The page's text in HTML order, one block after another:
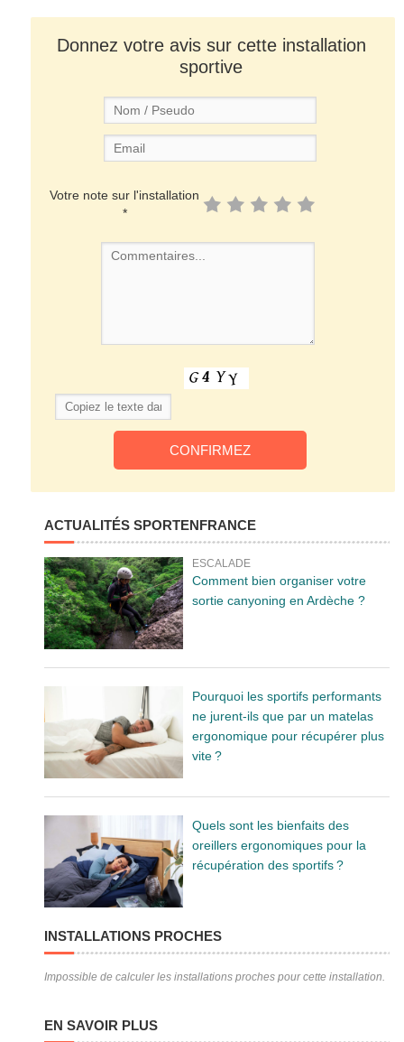
Donnez votre avis sur cette installation
sportive
Votre note sur l'installation
*
ACTUALITÉS SPORTENFRANCE
ESCALADE
Comment bien organiser votre
sortie canyoning en Ardèche ?
Pourquoi les sportifs performants
ne jurent-ils que par un matelas
ergonomique pour récupérer plus
vite ?
Quels sont les bienfaits des
oreillers ergonomiques pour la
récupération des sportifs ?
INSTALLATIONS PROCHES
Impossible de calculer les installations proches pour cette installation.
EN SAVOIR PLUS